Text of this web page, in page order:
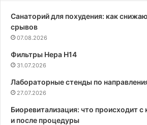
Санаторий для похудения: как
срывов
07.08.2026
Фильтры Hepa Н14
31.07.2026
Лабораторные стенды по
27.07.2026
Биоревитализация: что происходит
и после процедуры